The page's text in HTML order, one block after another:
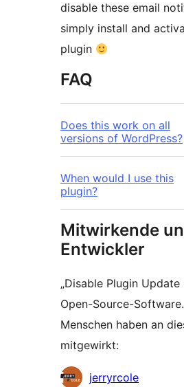
disable these email
simply install and
plugin
FAQ
Does this work on all
versions of WordPress?
When would I use this
plugin?
Mitwirkende
Entwickler
„Disable Plugin Update
Open-Source-
Menschen haben an
mitgewirkt:
Mitwirkende
jerryrcole